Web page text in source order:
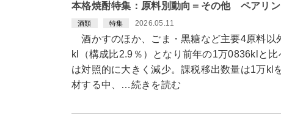
本格焼酎特集：原料別動向＝その他 ペアリ
酒類 特集 2026.05.11
酒かすのほか、ごま・黒糖など主要4原料以
kl（構成比2.9％）となり前年の1万0836klと
は対照的に大きく減少。課税移出数量は1万
材する中、…続きを読む